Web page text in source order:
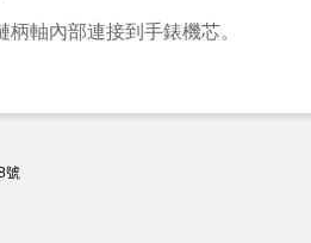
軸內部連接到手錶機芯。
號